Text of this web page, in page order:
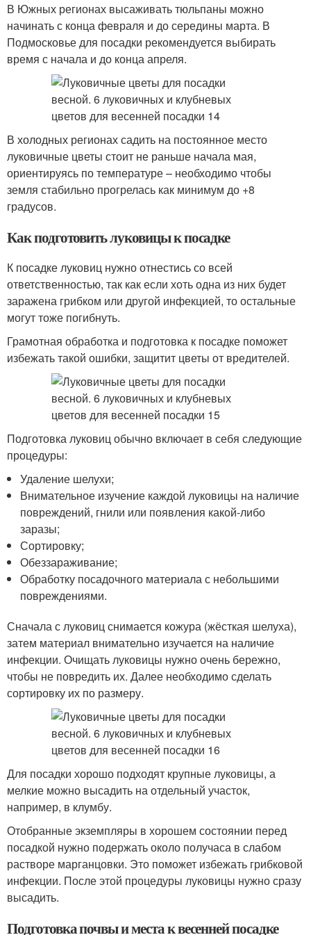
В Южных регионах высаживать тюльпаны можно
начинать с конца февраля и до середины марта. В
Подмосковье для посадки рекомендуется выбирать
время с начала и до конца апреля.
В холодных регионах садить на постоянное место
луковичные цветы стоит не раньше начала мая,
ориентируясь по температуре – необходимо чтобы
земля стабильно прогрелась как минимум до +8
градусов.
Как подготовить луковицы к посадке
К посадке луковиц нужно отнестись со всей
ответственностью, так как если хоть одна из них будет
заражена грибком или другой инфекцией, то остальные
могут тоже погибнуть.
Грамотная обработка и подготовка к посадке поможет
избежать такой ошибки, защитит цветы от вредителей.
Подготовка луковиц обычно включает в себя следующие
процедуры:
Удаление шелухи;
Внимательное изучение каждой луковицы на наличие
повреждений, гнили или появления какой-либо
заразы;
Сортировку;
Обеззараживание;
Обработку посадочного материала с небольшими
повреждениями.
Сначала с луковиц снимается кожура (жёсткая шелуха),
затем материал внимательно изучается на наличие
инфекции. Очищать луковицы нужно очень бережно,
чтобы не повредить их. Далее необходимо сделать
сортировку их по размеру.
Для посадки хорошо подходят крупные луковицы, а
мелкие можно высадить на отдельный участок,
например, в клумбу.
Отобранные экземпляры в хорошем состоянии перед
посадкой нужно подержать около получаса в слабом
растворе марганцовки. Это поможет избежать грибковой
инфекции. После этой процедуры луковицы нужно сразу
высадить.
Подготовка почвы и места к весенней посадке